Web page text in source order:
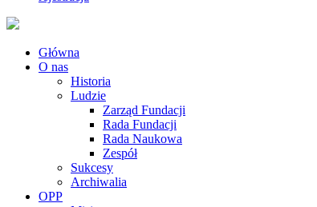
Główna
O nas
Historia
Ludzie
Zarząd Fundacji
Rada Fundacji
Rada Naukowa
Zespół
Sukcesy
Archiwalia
OPP